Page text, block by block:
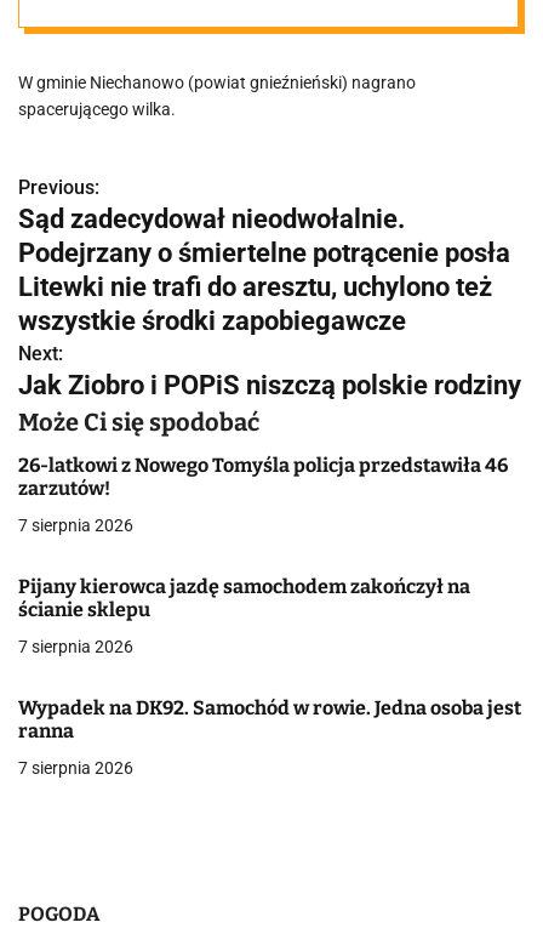
zachowanie
ostrożności. W
internecie
pojawiło się
nagranie
W gminie Niechanowo (powiat gnieźnieński) nagrano
spacerującego wilka.
N
a
w
i
g
a
c
j
w
p
i
s
Previous:
Sąd zadecydował nieodwołalnie.
Podejrzany o śmiertelne potrącenie posła
Litewki nie trafi do aresztu, uchylono też
wszystkie środki zapobiegawcze
Next:
Jak Ziobro i POPiS niszczą polskie rodziny
Może Ci się spodobać
26-latkowi z Nowego Tomyśla policja przedstawiła 46
zarzutów!
7 sierpnia 2026
Pijany kierowca jazdę samochodem zakończył na
ścianie sklepu
7 sierpnia 2026
Wypadek na DK92. Samochód w rowie. Jedna osoba jest
ranna
7 sierpnia 2026
POGODA